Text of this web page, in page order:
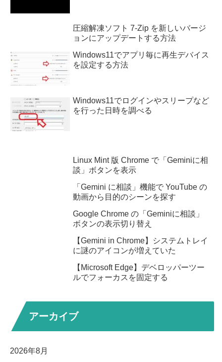
圧縮解凍ソフト 7-Zip を新しいバージ
ョンにアップデートする方法
Windows11でアプリ毎に再生デバイス
を設定する方法
Windows11でログインやスリープなど
を行った日時を調べる
Linux Mint 版 Chrome で「Geminiに相
談」ボタンを表示
「Gemini に相談」機能で YouTube の
動画から目的のシーンを探す
Google Chrome の「Geminiに相談」
ボタンの表示切り替え
【Gemini in Chrome】システムトレイ
に謎のアイコンが増えていた
【Microsoft Edge】デベロッパーツー
ルでフォーカスを固定する
アーカイブ
2026年8月